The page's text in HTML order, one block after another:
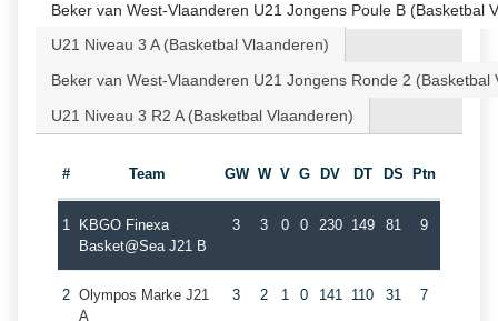
Beker van West-Vlaanderen U21 Jongens Poule B (Basketbal
U21 Niveau 3 A (Basketbal Vlaanderen)
Beker van West-Vlaanderen U21 Jongens Ronde 2 (Basketbal
U21 Niveau 3 R2 A (Basketbal Vlaanderen)
# Team GW W V G DV DT DS Ptn
1
KBGO Finexa
Basket@Sea J21 B
3 3 0 0 230 149 81 9
2 Olympos Marke J21
A
3 2 1 0 141 110 31 7